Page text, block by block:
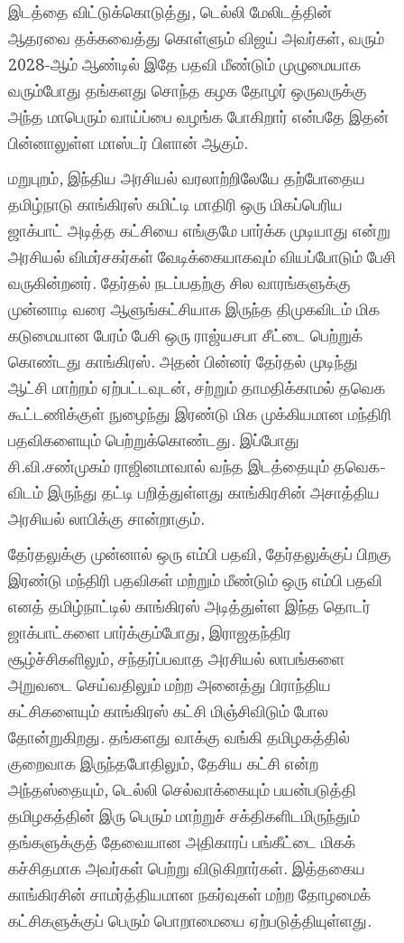
இடத்தை விட்டுக்கொடுத்து, டெல்லி மேலிடத்தின்
ஆதரவை தக்கவைத்து கொள்ளும் விஜய் அவர்கள், வரும்
2028-ஆம் ஆண்டில் இதே பதவி மீண்டும் முழுமையாக
வரும்போது தங்களது சொந்த கழக தோழர் ஒருவருக்கு
அந்த மாபெரும் வாய்ப்பை வழங்க போகிறார் என்பதே இதன்
பின்னாலுள்ள மாஸ்டர் பிளான் ஆகும்.
மறுபுறம், இந்திய அரசியல் வரலாற்றிலேயே தற்போதைய
தமிழ்நாடு காங்கிரஸ் கமிட்டி மாதிரி ஒரு மிகப்பெரிய
ஜாக்பாட் அடித்த கட்சியை எங்குமே பார்க்க முடியாது என்று
அரசியல் விமர்சகர்கள் வேடிக்கையாகவும் வியப்போடும் பேசி
வருகின்றனர். தேர்தல் நடப்பதற்கு சில வாரங்களுக்கு
முன்னாடி வரை ஆளுங்கட்சியாக இருந்த திமுகவிடம் மிக
கடுமையான பேரம் பேசி ஒரு ராஜ்யசபா சீட்டை பெற்றுக்
கொண்டது காங்கிரஸ். அதன் பின்னர் தேர்தல் முடிந்து
ஆட்சி மாற்றம் ஏற்பட்டவுடன், சற்றும் தாமதிக்காமல் தவெக
கூட்டணிக்குள் நுழைந்து இரண்டு மிக முக்கியமான மந்திரி
பதவிகளையும் பெற்றுக்கொண்டது. இப்போது
சி.வி.சண்முகம் ராஜினமாவால் வந்த இடத்தையும் தவெக-
விடம் இருந்து தட்டி பறித்துள்ளது காங்கிரசின் அசாத்திய
அரசியல் லாபிக்கு சான்றாகும்.
தேர்தலுக்கு முன்னால் ஒரு எம்பி பதவி, தேர்தலுக்குப் பிறகு
இரண்டு மந்திரி பதவிகள் மற்றும் மீண்டும் ஒரு எம்பி பதவி
எனத் தமிழ்நாட்டில் காங்கிரஸ் அடித்துள்ள இந்த தொடர்
ஜாக்பாட்களை பார்க்கும்போது, இராஜதந்திர
சூழ்ச்சிகளிலும், சந்தர்ப்பவாத அரசியல் லாபங்களை
அறுவடை செய்வதிலும் மற்ற அனைத்து பிராந்திய
கட்சிகளையும் காங்கிரஸ் கட்சி மிஞ்சிவிடும் போல
தோன்றுகிறது. தங்களது வாக்கு வங்கி தமிழகத்தில்
குறைவாக இருந்தபோதிலும், தேசிய கட்சி என்ற
அந்தஸ்தையும், டெல்லி செல்வாக்கையும் பயன்படுத்தி
தமிழகத்தின் இரு பெரும் மாற்றுச் சக்திகளிடமிருந்தும்
தங்களுக்குத் தேவையான அதிகாரப் பங்கீட்டை மிகக்
கச்சிதமாக அவர்கள் பெற்று விடுகிறார்கள். இத்தகைய
காங்கிரசின் சாமர்த்தியமான நகர்வுகள் மற்ற தோழமைக்
கட்சிகளுக்குப் பெரும் பொறாமையை ஏற்படுத்தியுள்ளது.